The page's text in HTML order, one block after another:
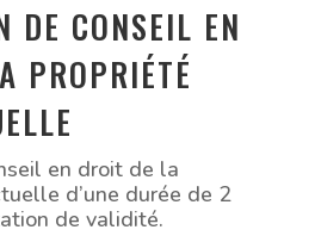
DE CONSEIL EN
PROPRIÉTÉ
en droit de la
d’une durée de 2
de validité.